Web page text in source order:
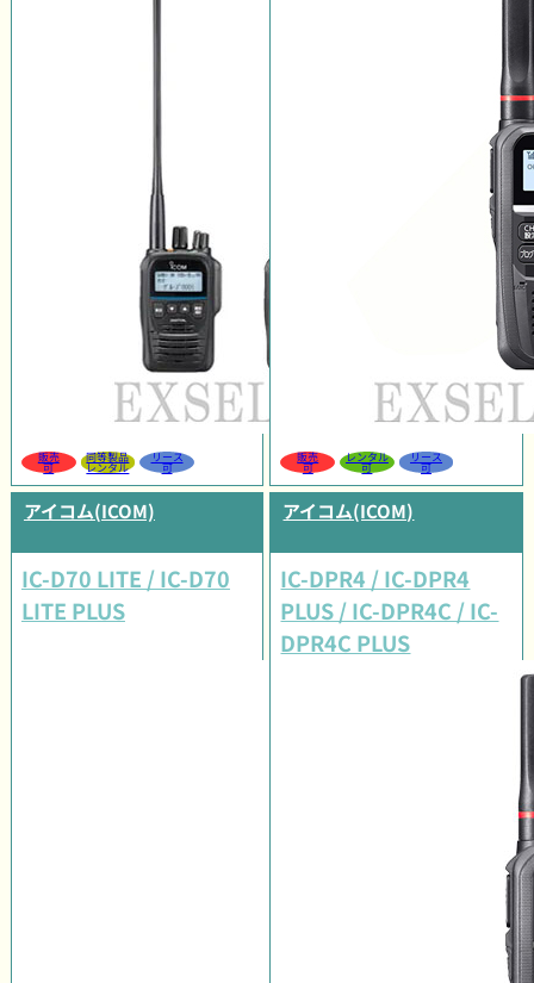
販売
可
同等製品
レンタル
リース
可
販売
可
レンタル
可
リース
可
アイコム(ICOM)
IC-D70 LITE / IC-D70
LITE PLUS
アイコム(ICOM)
IC-DPR4 / IC-DPR4
PLUS / IC-DPR4C / IC-
DPR4C PLUS